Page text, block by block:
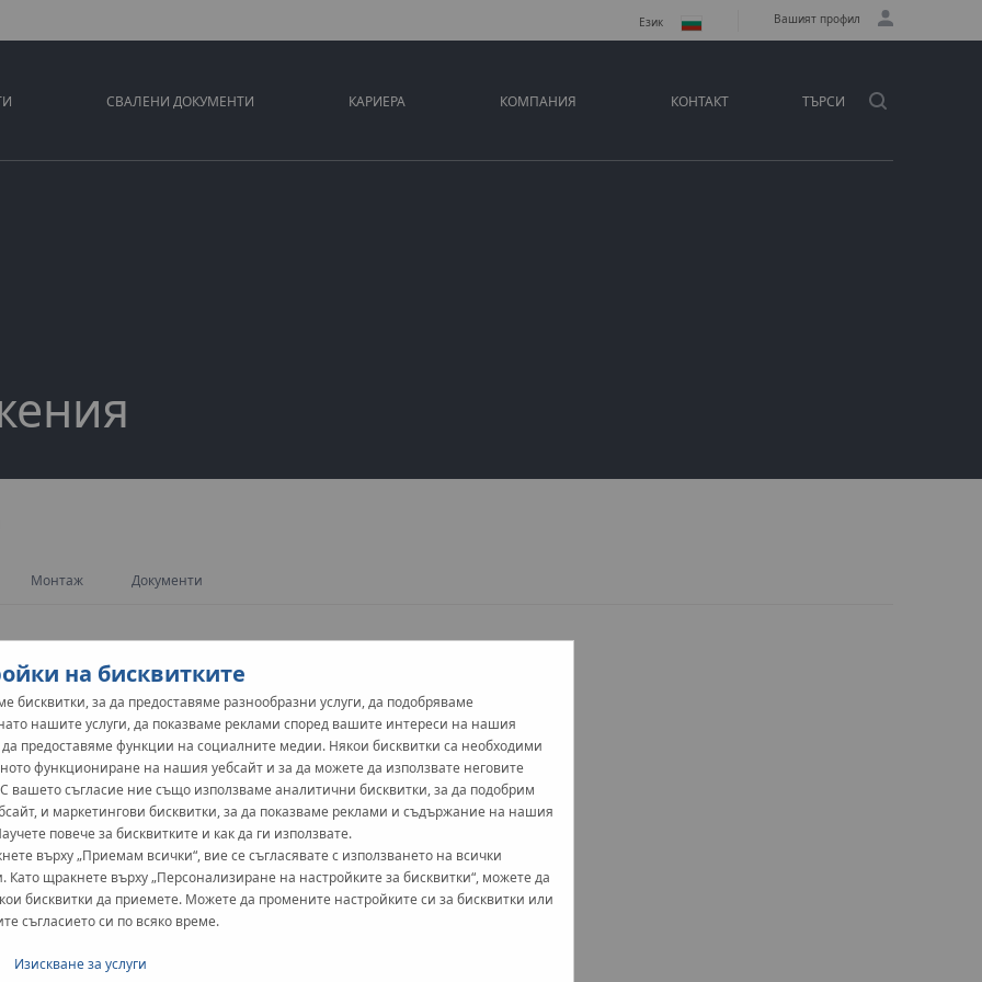
Език Вашият профил
СВАЛЕНИ ДОКУМЕНТИ КАРИЕРА КОМПАНИЯ КОНТАКТ ТЪРСИ
Монтаж Документи
на бисквитките
бисквитки, за да предоставяме разнообразни услуги, да подобряваме
нашите услуги, да показваме реклами според вашите интереси на нашия
да предоставяме функции на социалните медии. Някои бисквитки са необходими
функциониране на нашия уебсайт и за да можете да използвате неговите
вашето съгласие ние също използваме аналитични бисквитки, за да подобрим
и маркетингови бисквитки, за да показваме реклами и съдържание на нашия
повече за бисквитките и как да ги използвате.
върху „Приемам всички“, вие се съгласявате с използването на всички
Като щракнете върху „Персонализиране на настройките за бисквитки“, можете да
бисквитки да приемете. Можете да промените настройките си за бисквитки или
съгласието си по всяко време.
Изискване за услуги